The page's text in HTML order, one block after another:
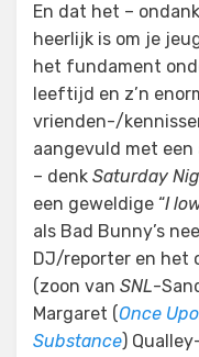
En dat het –
heerlijk is om je
het fundament
leeftijd en z’n
vrienden-/
aangevuld met een
– denk Saturday
een geweldige “I
als Bad Bunny’s
DJ/reporter en het
(zoon van SNL-
Margaret (Once
Substance)